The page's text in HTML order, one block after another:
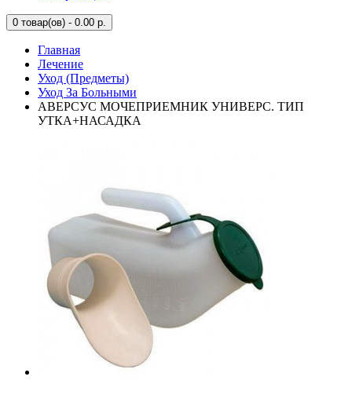
0 товар(ов) - 0.00 р.
Главная
Лечение
Уход (Предметы)
Уход За Больными
АВЕРСУС МОЧЕПРИЕМНИК УНИВЕРС. ТИП
УТКА+НАСАДКА